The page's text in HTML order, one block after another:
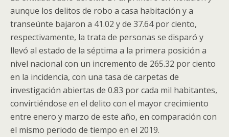
aunque los delitos de robo a casa habitación y a
transeúnte bajaron a 41.02 y de 37.64 por ciento,
respectivamente, la trata de personas se disparó y
llevó al estado de la séptima a la primera posición a
nivel nacional con un incremento de 265.32 por ciento
en la incidencia, con una tasa de carpetas de
investigación abiertas de 0.83 por cada mil habitantes,
convirtiéndose en el delito con el mayor crecimiento
entre enero y marzo de este año, en comparación con
el mismo periodo de tiempo en el 2019.